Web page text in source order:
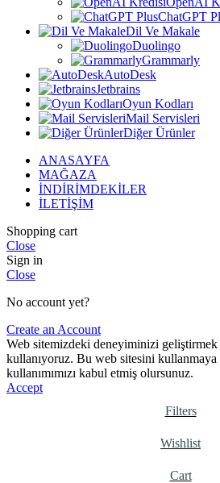
ChatGPT
Dil Ve Makale
Duolingo
Grammarly
AutoDesk
Jetbrains
Oyun Kodları
Mail Servisleri
Diğer Ürünler
ANASAYFA
MAĞAZA
İNDİRİMDEKİLER
İLETİŞİM
Shopping cart
Close
Sign in
Close
No account yet?
Create an Account
Web sitemizdeki deneyiminizi
kullanıyoruz. Bu web sitesini kullanmaya
kullanımımızı kabul etmiş olursunuz.
Accept
Filters
Wishlist
Cart